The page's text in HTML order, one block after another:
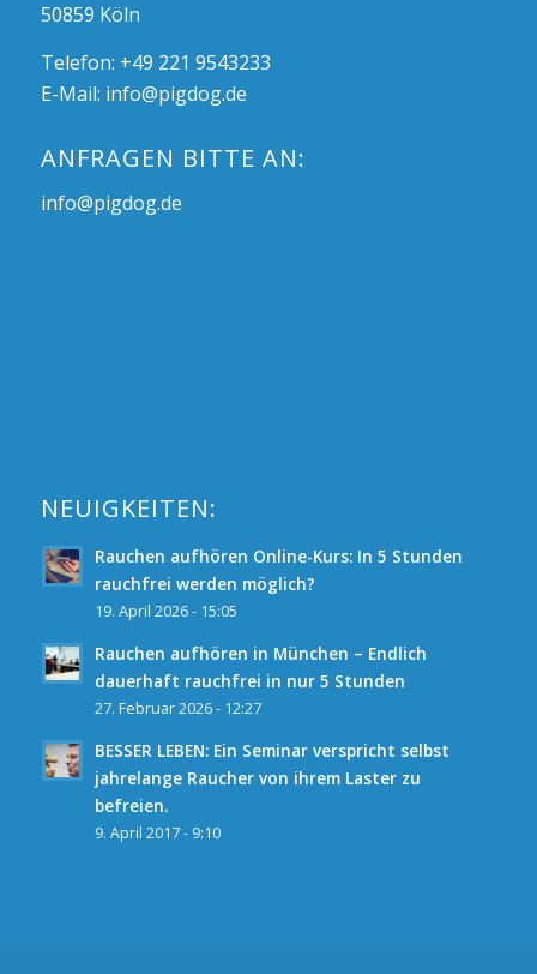
50859 Köln
Telefon: +49 221 9543233
E-Mail: info@pigdog.de
ANFRAGEN BITTE AN:
info@pigdog.de
NEUIGKEITEN:
Rauchen aufhören Online-Kurs: In 5 Stunden
rauchfrei werden möglich?
19. April 2026 - 15:05
Rauchen aufhören in München – Endlich
dauerhaft rauchfrei in nur 5 Stunden
27. Februar 2026 - 12:27
BESSER LEBEN: Ein Seminar verspricht selbst
jahrelange Raucher von ihrem Laster zu
befreien.
9. April 2017 - 9:10